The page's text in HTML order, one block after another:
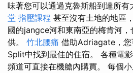
味著您可以通過克魯斯船到達所有
堂 指壓課程 甚至沒有土地的地區
國的jangce河和東南亞的梅肯河
供。 竹北腰痛 借助Adriagate，
Split中找到最佳的住宿。 各種電
頻道可直接在機艙內購買。 每個